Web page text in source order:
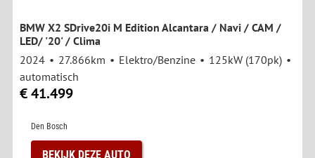
BMW X2 SDrive20i M Edition Alcantara / Navi / CAM /
LED/ '20' / Clima
2024
27.866km Elektro/Benzine
125kW (170pk)
automatisch
€ 41.499
Den Bosch
BEKIJK DEZE AUTO